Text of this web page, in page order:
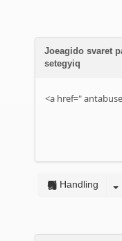
Joeagido svaret
setegyiq
<a href="
Handling